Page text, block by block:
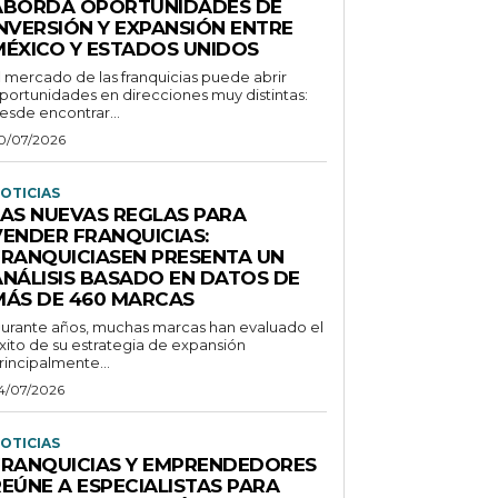
OPORTUNIDADES DE
Y EXPANSIÓN ENTRE
Y ESTADOS UNIDOS
mercado de las franquicias puede abrir
en direcciones muy distintas:
encontrar...
07/2026
NUEVAS REGLAS PARA
FRANQUICIAS:
PRESENTA UN
BASADO EN DATOS DE
DE 460 MARCAS
años, muchas marcas han evaluado el
de su estrategia de expansión
07/2026
Y EMPRENDEDORES
A ESPECIALISTAS PARA